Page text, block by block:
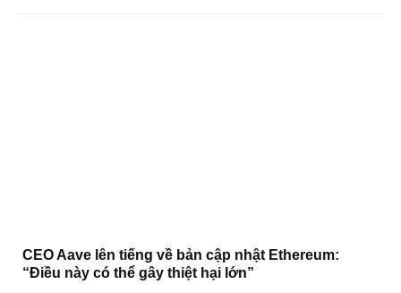
CEO Aave lên tiếng về bản cập nhật Ethereum:
“Điều này có thể gây thiệt hại lớn”